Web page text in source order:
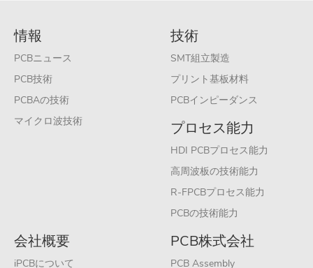
情報
PCBニュース
PCB技術
PCBAの技術
マイクロ波技術
技術
SMT組立製造
プリント基板材料
PCBインピーダンス
プロセス能力
HDI PCBプロセス能力
高周波板の技術能力
R-FPCBプロセス能力
PCBの技術能力
会社概要
iPCBについて
PCB株式会社
PCB Assembly